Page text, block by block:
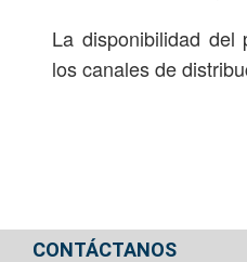
La disponibilidad del
los canales de
CONTÁCTANOS